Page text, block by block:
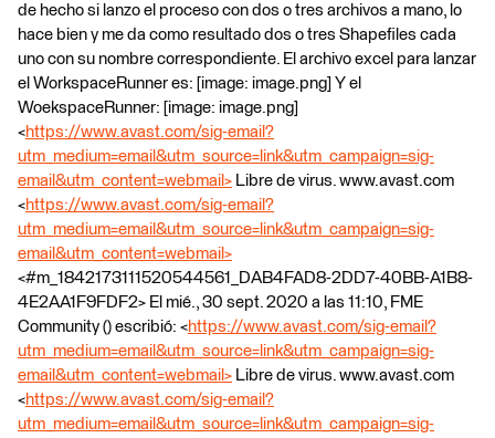
de hecho si lanzo el proceso con dos o tres archivos a mano, lo
hace bien y me da como resultado dos o tres Shapefiles cada
uno con su nombre correspondiente. El archivo excel para lanzar
el WorkspaceRunner es: [image: image.png] Y el
WoekspaceRunner: [image: image.png]
<https://www.avast.com/sig-email?
utm_medium=email&utm_source=link&utm_campaign=sig-
email&utm_content=webmail> Libre de virus. www.avast.com
<https://www.avast.com/sig-email?
utm_medium=email&utm_source=link&utm_campaign=sig-
email&utm_content=webmail>
<#m_1842173111520544561_DAB4FAD8-2DD7-40BB-A1B8-
4E2AA1F9FDF2> El mié., 30 sept. 2020 a las 11:10, FME
Community () escribió: <https://www.avast.com/sig-email?
utm_medium=email&utm_source=link&utm_campaign=sig-
email&utm_content=webmail> Libre de virus. www.avast.com
<https://www.avast.com/sig-email?
utm_medium=email&utm_source=link&utm_campaign=sig-